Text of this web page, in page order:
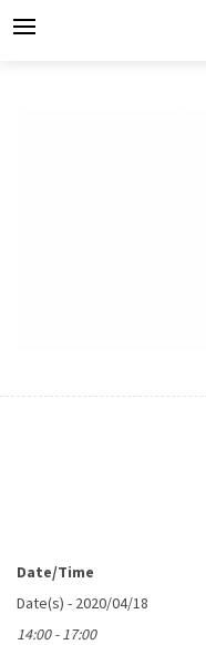
Date/Time
Date(s) - 2020/04/18
14:00 - 17:00